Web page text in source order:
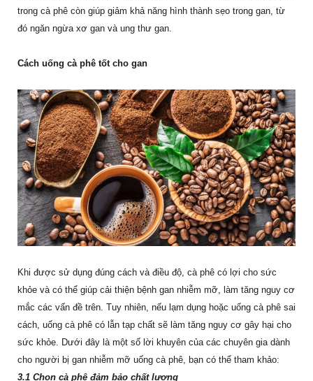
trong cà phê còn giúp giảm khả năng hình thành sẹo trong gan, từ
đó ngăn ngừa xơ gan và ung thư gan.
Cách uống cà phê tốt cho gan
Khi được sử dụng đúng cách và điều độ, cà phê có lợi cho sức
khỏe và có thể giúp cải thiện bệnh gan nhiễm mỡ, làm tăng nguy cơ
mắc các vấn đề trên. Tuy nhiên, nếu lạm dụng hoặc uống cà phê sai
cách, uống cà phê có lẫn tạp chất sẽ làm tăng nguy cơ gây hại cho
sức khỏe. Dưới đây là một số lời khuyên của các chuyên gia dành
cho người bị gan nhiễm mỡ uống cà phê, bạn có thể tham khảo:
3.1 Chọn cà phê đảm bảo chất lượng